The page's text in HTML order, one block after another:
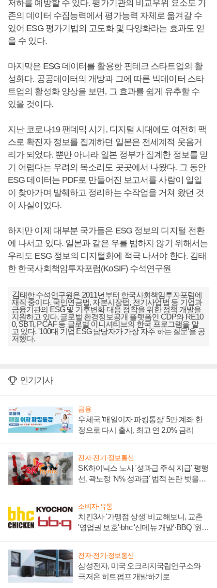
저하를 예방할 수 있다. 평가기관의 비교우위 요소도 기
존의 데이터 수집능력에서 평가능력 자체로 옮겨갈 수
있어 ESG 평가기법의 고도화 및 다양화라는 효과도 얻
을 수 있다.
마지막은 ESG 데이터를 활용한 핀테크 스타트업의 활
성화다. 공공데이터의 개방과 그에 따른 빅데이터 스타
트업의 활성화 양상을 보면, 그 효과를 쉽게 유추할 수
있을 것이다.
지난 코로나19 팬데믹 시기, 디지털 시대에도 여전히 팩
스로 확진자 정보를 집계하던 일본은 전세계적 웃음거
리가 되었다. 뿐만 아니라 일본 정부가 집계한 정보를 믿
기 어렵다는 우려의 목소리도 곳곳에서 나왔다. 그 동안
ESG 데이터는 PDF로 만들어진 보고서를 사람이 일일
이 찾아가며 발췌하고 정리하는 수작업을 거쳐 왔던 것
이 사실이었다.
하지만 이제 대부분 국가들은 ESG 정보의 디지털 전환
에 나서고 있다. 일본과 같은 우를 범하지 않기 위해서는
우리도 ESG 정보의 디지털화에 적극 나서야 한다. 김태
한 한국사회책임투자포럼(KoSIF) 수석연구원
김태한 수석연구원은 2011년부터 한국사회책임투자포럼에
재직 중이다. 국민연금법, 자본시장법, 전기사업법 등 기업과
금융기관의 ESG 및 기후변화 대응 정착을 위한 정책 개발을
지원하고 있다. 글로벌 환경정보공개 플랫폼인 CDP와 RE10
0, SBTi, PCAF 등 글로벌 이니셔티브의 한국 프로그램을 맡
고 있다. '100대 기업 ESG 담당자가 가장 자주 하는 질문'을 공
저했다.
인기기사
금융
우체국 '매일이자 파킹통장' 5만 계좌 한
정으로 다시 출시, 최고 연 2.0% 금리
전자·전기·정보통신
SK하이닉스 노사 '성과급 주식 지급' 평행
선, 곽노정 'N% 성과급' 법적 논란 벗을지
소비자·유통
치킨3사 '가맹점 상생' 비교해보니, 교촌
'영업권 보호'·bhc '신메뉴 개발'·BBQ '원가
전자·전기·정보통신
삼성전자, 미국 오크리지국립연구소와
극저온 히트펌프 개발하기로